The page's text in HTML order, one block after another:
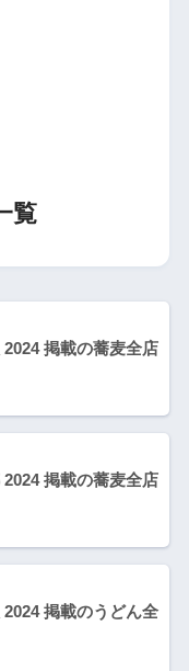
覧
掲載の蕎麦全店
掲載の蕎麦全店
掲載のうどん全